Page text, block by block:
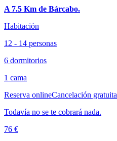
A 7.5 Km de Bárcabo.
Habitación
12 - 14 personas
6 dormitorios
1 cama
Reserva onlineCancelación gratuita
Todavía no se te cobrará nada.
76 €